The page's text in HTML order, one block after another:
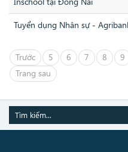
Tuyển dụng Nhân sự -
Trước 5 6 7 8 9
Trang sau